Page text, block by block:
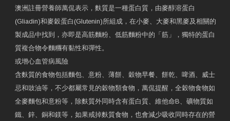
澳洲註冊營養師萬侃表示，麩質是一種蛋白質，由麥醇溶蛋白
(Gliadin)和麥穀蛋白(Glutenin)所組成，在小麥、大麥和黑麥及相關的
製成品中找到，亦即是高筋麵粉、低筋麵粉中的「筋」，獨特的蛋白
質複合物令麵糰有黏性和彈性。
或增心血管病風險
含麩質的食物包括麵包、意粉、薄餅、穀物早餐、餅乾、啤酒、威士
忌和豉油等，不少都屬常見的穀物類食物，萬侃提醒，全穀物食物如
全麥麵包和意粉等，除麩質外同時含有蛋白質、維他命B、礦物質如
鐵、鋅、銅和鎂等，如果戒掉麩質食物，也會減少吸收同時存在的營